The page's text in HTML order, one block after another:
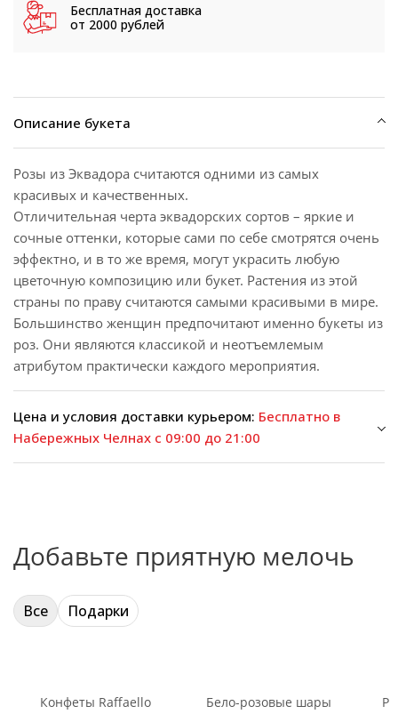
Бесплатная доставка
от 2000 рублей
Описание букета
Розы из Эквадора считаются одними из самых
красивых и качественных.
Отличительная черта эквадорских сортов – яркие и
сочные оттенки, которые сами по себе смотрятся очень
эффектно, и в то же время, могут украсить любую
цветочную композицию или букет. Растения из этой
страны по праву считаются самыми красивыми в мире.
Большинство женщин предпочитают именно букеты из
роз. Они являются классикой и неотъемлемым
атрибутом практически каждого мероприятия.
Цена и условия доставки курьером: Бесплатно в
Набережных Челнах с 09:00 до 21:00
Добавьте приятную мелочь
Все Подарки
Конфеты Raffaello
Бело-розовые шары